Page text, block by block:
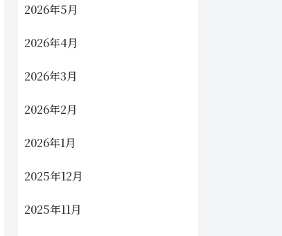
2026年5月
2026年4月
2026年3月
2026年2月
2026年1月
2025年12月
2025年11月